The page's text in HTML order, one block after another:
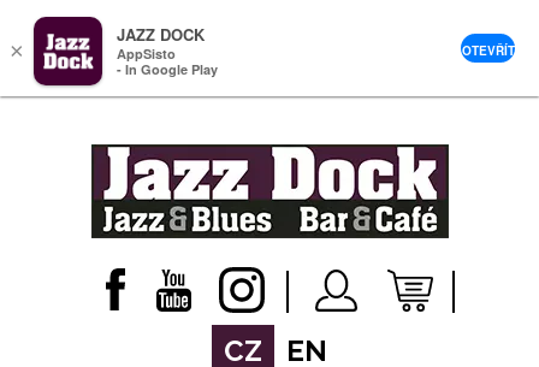
CZ EN
×
JAZZ DOCK
AppSisto
- In Google Play
OTEVŘÍT